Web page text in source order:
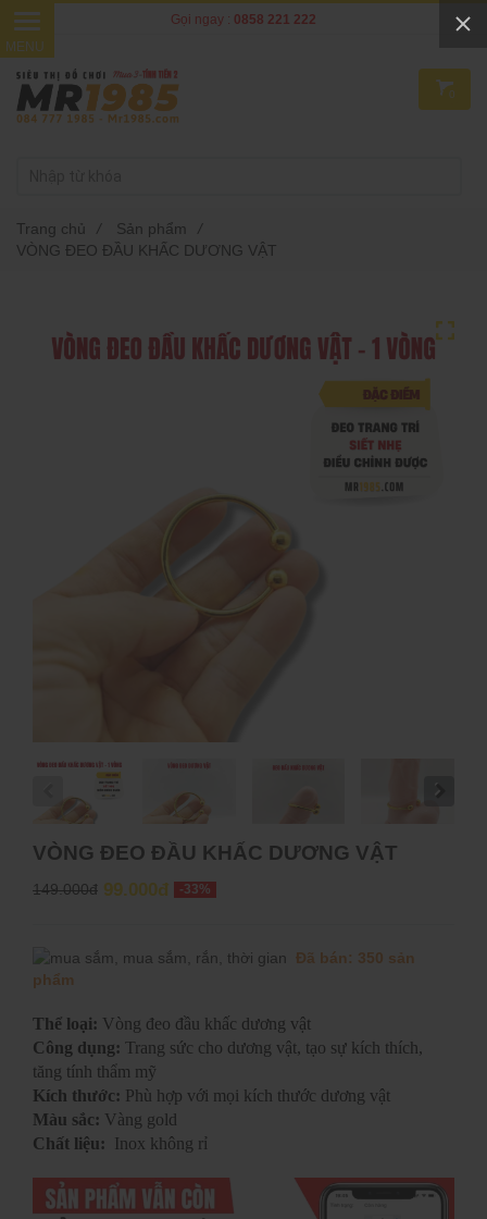
VÒNG ĐEO ĐẦU KHẤC DƯƠNG VẬT
149.000đ 99.000đ -33%
Đã bán: 350 sản
phẩm
Thể loại: Vòng đeo đầu khấc dương vật
Công dụng: Trang sức cho dương vật, tạo sự kích thích,
tăng tính thẩm mỹ
Kích thước: Phù hợp với mọi kích thước dương vật
Màu sắc: Vàng gold
Chất liệu: Inox không rỉ
Trang chủ / Sản phẩm
/
VÒNG ĐEO ĐẦU KHẤC DƯƠNG VẬT
Gọi ngay : 0858 221 222
0